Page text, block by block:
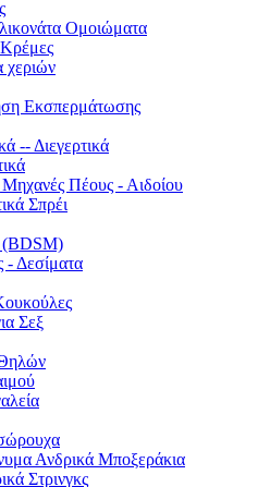
Ομοιώματα
Κρέμες
Εκσπερμάτωσης
-- Διεγερτικά
Μηχανές Πέους - Αιδοίου
Σπρέι
(BDSM)
- Δεσίματα
Σεξ
Ανδρικά Μποξεράκια
Στρινγκς